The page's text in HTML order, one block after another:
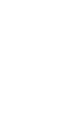
de
Academia
seu correo
de carácter
aos seus
exercer o
dos
de